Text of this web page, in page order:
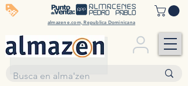
almazene.com, Republica Dominicana
off